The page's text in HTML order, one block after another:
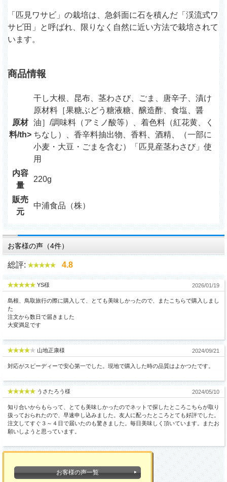
「匹見ワサビ」の栽培は、急斜面に石を積んだ「渓流式ワ
サビ田」と呼ばれ、限りなく自然に近い方法で栽培されて
います。
商品情報
原材
料/th>
干し大根、昆布、茎わさび、ごま、唐辛子、漬け
原材料［果糖ぶどう糖液糖、醸造酢、食塩、醤
油］/調味料（アミノ酸等）、着色料（紅花黄、く
ちなし）、香辛料抽出物、香料、酒精、（一部に
小麦・大豆・ごまを含む）「匹見産茎わさび」使
用
内容
量
220g
販売
元
中浦食品（株）
お客様の声（4件）
総評: 4.8
YS様 2026/01/19
島根、鳥取旅行の際に購入して、とても美味しかったので、またこちらで購入しまし
た
注文から数日で届きました
大変満足です
山地正康様 2024/09/21
対応がスピーディーで安心第一でした。現地で購入した時の品質はよかつたです。
うさたろう様 2024/05/10
知り合いからもらって、とても美味しかったのでネットで探したところこちらが取り
扱っておられたので、早速申し込みました。友人に配ったところとても好評でした。
注文してすぐ３～４日で届いたのも驚きました。毎日美味しく頂いています。またお
願いしようと思っています。
お客様の声一覧